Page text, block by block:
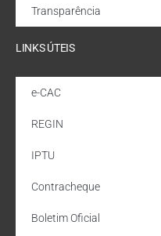
Transparência
LINKS ÚTEIS
e-CAC
REGIN
IPTU
Contracheque
Boletim Oficial